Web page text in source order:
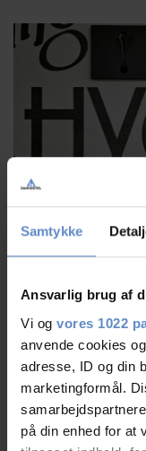
Samtykke
Ansvarlig brug af
Vi og vores 1022
anvende cookies
adresse, ID og din
marketingformål.
på din enhed for at
Book dit ophold nemt og
Det er nemt at booke
Booke direkte på
Bruge
Få adgang til
Danhostel
Kontakte værterne